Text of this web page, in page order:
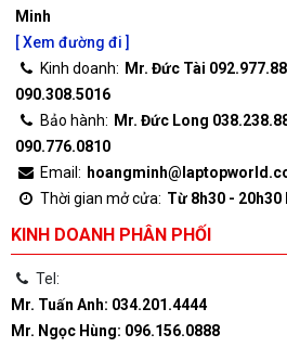
Minh
[ Xem đường đi ]
Kinh doanh: Mr. Đức Tài
090.308.5016
Bảo hành: Mr. Đức Long
090.776.0810
Email:
Thời gian mở cửa: Từ 8h30 - 20h30
KINH DOANH PHÂN PHỐI
Tel:
Mr. Tuấn Anh: 034.201.4444
Mr. Ngọc Hùng: 096.156.0888